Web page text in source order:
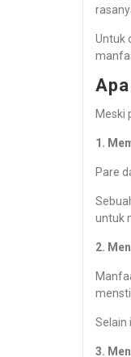
Untuk
Meski
1.
Pare
untuk
2.
Selain
3.